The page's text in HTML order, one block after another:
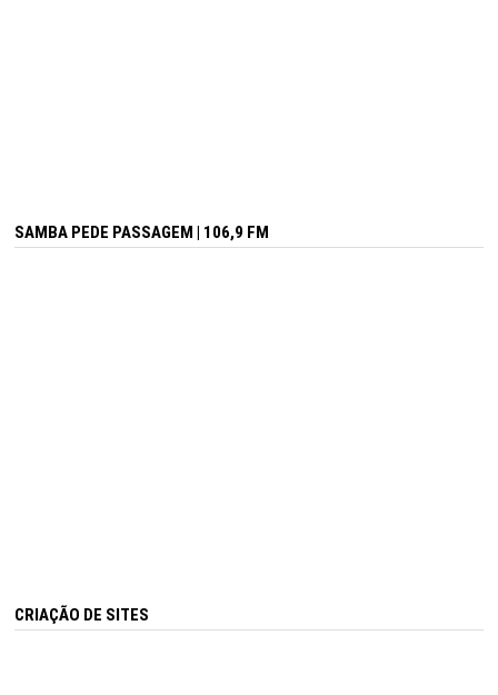
SAMBA PEDE PASSAGEM | 106,9 FM
CRIAÇÃO DE SITES